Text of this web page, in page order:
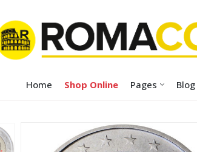
Home Shop Online Pages Blog